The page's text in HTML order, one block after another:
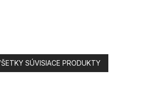
SÚVISIACE PRODUKTY